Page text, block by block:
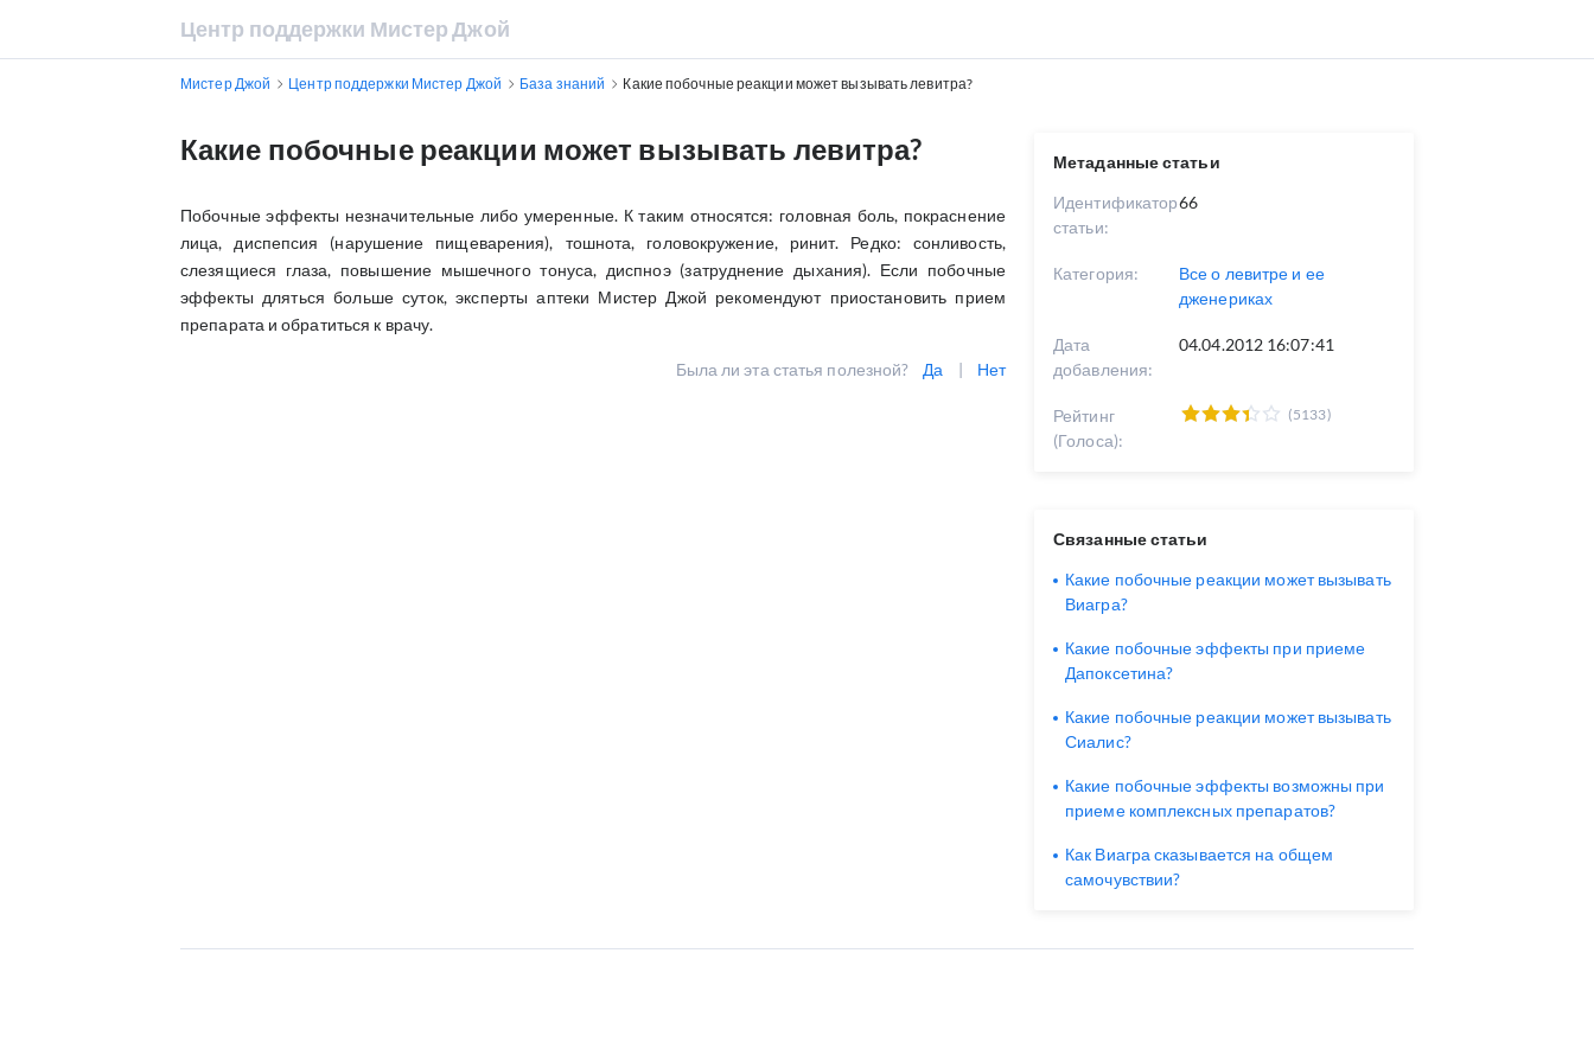
Центр поддержки Мистер Джой
Мистер Джой Центр поддержки Мистер Джой База знаний Какие побочные реакции может вызывать левитра?
Какие побочные реакции может вызывать левитра?
Побочные эффекты незначительные либо умеренные. К таким относятся: головная боль, покраснение
лица, диспепсия (нарушение пищеварения), тошнота, головокружение, ринит. Редко: сонливость,
слезящиеся глаза, повышение мышечного тонуса, диспноэ (затруднение дыхания). Если побочные
эффекты дляться больше суток, эксперты аптеки Мистер Джой рекомендуют приостановить прием
препарата и обратиться к врачу.
Была ли эта статья полезной? Да | Нет
Метаданные статьи
Идентификатор
статьи:
66
Категория:
Все о левитре и ее
дженериках
Дата
добавления:
04.04.2012 16:07:41
Рейтинг
(Голоса):
(5133)
Связанные статьи
Какие побочные реакции может вызывать
Виагра?
Какие побочные эффекты при приеме
Дапоксетина?
Какие побочные реакции может вызывать
Сиалис?
Какие побочные эффекты возможны при
приеме комплексных препаратов?
Как Виагра сказывается на общем
самочувствии?